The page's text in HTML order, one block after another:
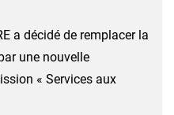
a décidé de remplacer la
une nouvelle
« Services aux